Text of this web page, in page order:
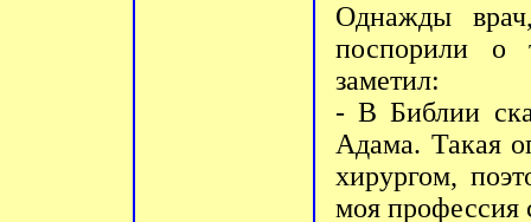
Однажды
поспорили о
заметил:
- В Библии
Адама. Такая
хирургом,
моя профессия